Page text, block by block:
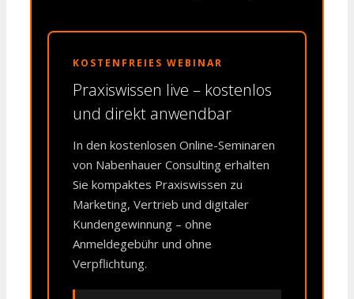
KOSTENFREIES WEBINAR
Praxiswissen live – kostenlos
und direkt anwendbar
In den kostenlosen Online-Seminaren
von Nabenhauer Consulting erhalten
Sie kompaktes Praxiswissen zu
Marketing, Vertrieb und digitaler
Kundengewinnung – ohne
Anmeldegebühr und ohne
Verpflichtung.